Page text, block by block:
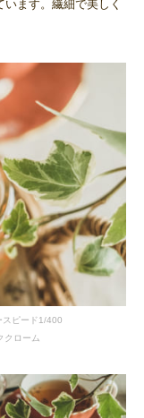
ます。繊細で美しく
スピード1/400
クローム